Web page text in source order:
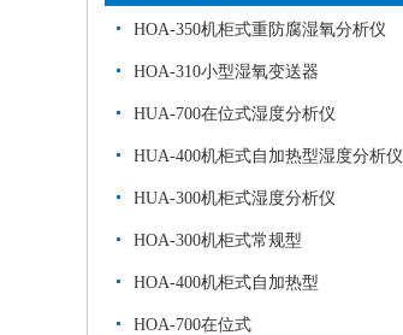
HOA-350机柜式重防腐湿氧分析仪
HOA-310小型湿氧变送器
HUA-700在位式湿度分析仪
HUA-400机柜式自加热型湿度分析仪
HUA-300机柜式湿度分析仪
HOA-300机柜式常规型
HOA-400机柜式自加热型
HOA-700在位式